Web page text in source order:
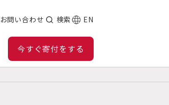
お問い合わせ 検索 EN
今すぐ寄付をする